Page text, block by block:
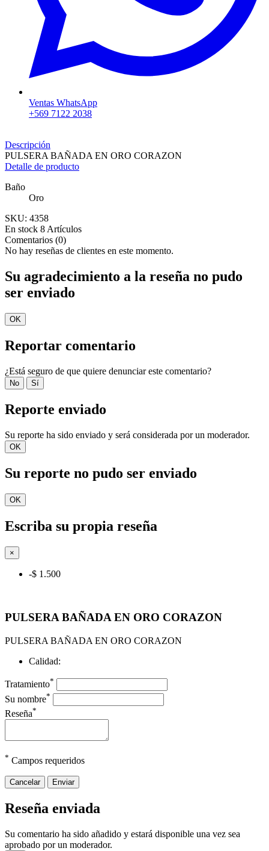
Ventas WhatsApp
+569 7122 2038
Descripción
PULSERA BAÑADA EN ORO CORAZON
Detalle de producto
Baño
Oro
SKU: 4358
En stock 8 Artículos
Comentarios (0)
No hay reseñas de clientes en este momento.
Su agradecimiento a la reseña no pudo
ser enviado
OK
Reportar comentario
¿Está seguro de que quiere denunciar este comentario?
No Sí
Reporte enviado
Su reporte ha sido enviado y será considerada por un moderador.
OK
Su reporte no pudo ser enviado
OK
Escriba su propia reseña
×
-$ 1.500
PULSERA BAÑADA EN ORO CORAZON
PULSERA BAÑADA EN ORO CORAZON
Calidad:
Tratamiento*
Su nombre*
Reseña*
* Campos requeridos
Cancelar Enviar
Reseña enviada
Su comentario ha sido añadido y estará disponible una vez sea
aprobado por un moderador.